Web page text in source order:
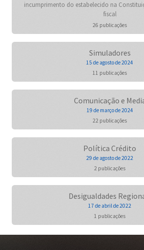
incumprimento do estabelecido na
fiscal
26 publicações
Simuladores
15 de agosto de 2024
11 publicações
Comunicação e
19 de março de 2024
22 publicações
Política Crédito
29 de agosto de 2022
2 publicações
Desigualdades
17 de abril de 2022
1 publicações